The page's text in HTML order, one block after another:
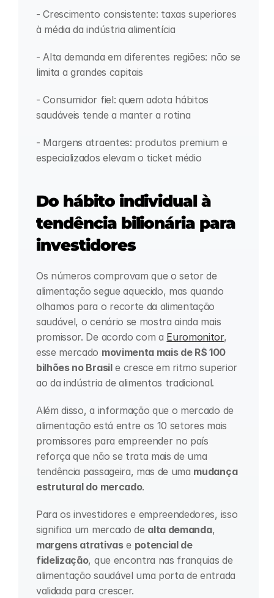
- Crescimento consistente: taxas superiores
à média da indústria alimentícia
- Alta demanda em diferentes regiões: não se
limita a grandes capitais
- Consumidor fiel: quem adota hábitos
saudáveis tende a manter a rotina
- Margens atraentes: produtos premium e
especializados elevam o ticket médio
Do hábito individual à
tendência bilionária para
investidores
Os números comprovam que o setor de
alimentação segue aquecido, mas quando
olhamos para o recorte da alimentação
saudável, o cenário se mostra ainda mais
promissor. De acordo com a Euromonitor,
esse mercado movimenta mais de R$ 100
bilhões no Brasil e cresce em ritmo superior
ao da indústria de alimentos tradicional.
Além disso, a informação que o mercado de
alimentação está entre os 10 setores mais
promissores para empreender no país
reforça que não se trata mais de uma
tendência passageira, mas de uma mudança
estrutural do mercado.
Para os investidores e empreendedores, isso
significa um mercado de alta demanda
margens atrativas e potencial de
fidelização, que encontra nas franquias de
alimentação saudável uma porta de entrada
validada para crescer.